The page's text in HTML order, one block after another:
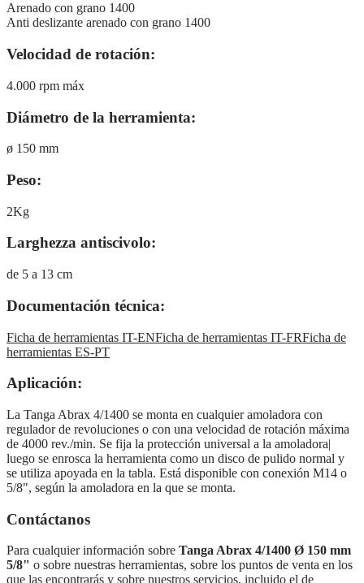
Arenado con grano 1400
Anti deslizante arenado con grano 1400
Velocidad de rotación:
4.000 rpm máx
Diámetro de la herramienta:
ø 150 mm
Peso:
2Kg
Larghezza antiscivolo:
de 5 a 13 cm
Documentación técnica:
Ficha de herramientas IT-ENFicha de herramientas IT-FRFicha de
herramientas ES-PT
Aplicación:
La Tanga Abrax 4/1400 se monta en cualquier amoladora con
regulador de revoluciones o con una velocidad de rotación máxima
de 4000 rev./min. Se fija la protección universal a la amoladora|
luego se enrosca la herramienta como un disco de pulido normal y
se utiliza apoyada en la tabla. Está disponible con conexión M14 o
5/8", según la amoladora en la que se monta.
Contáctanos
Para cualquier información sobre Tanga Abrax 4/1400 Ø 150 mm
5/8" o sobre nuestras herramientas, sobre los puntos de venta en los
que las encontrarás y sobre nuestros servicios, incluido el de